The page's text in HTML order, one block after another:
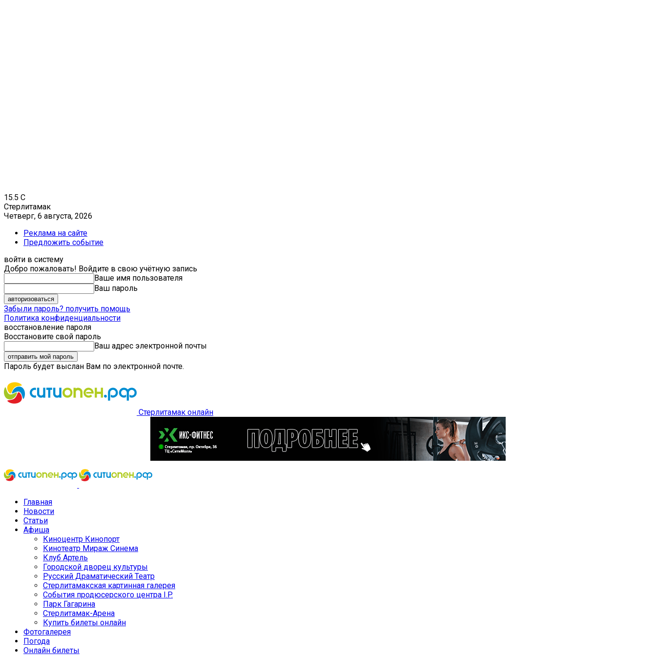
15.5 C
Стерлитамак
Четверг, 6 августа, 2026
Реклама на сайте
Предложить событие
войти в систему
Добро пожаловать! Войдите в свою учётную запись
Ваше имя пользователя
Ваш пароль
Забыли пароль? получить помощь
Политика конфиденциальности
восстановление пароля
Восстановите свой пароль
Ваш адрес электронной почты
Пароль будет выслан Вам по электронной почте.
Стерлитамак онлайн
Главная
Новости
Статьи
Афиша
Киноцентр Кинопорт
Кинотеатр Мираж Синема
Клуб Артель
Городской дворец культуры
Русский Драматический Театр
Стерлитамакская картинная галерея
События продюсерского центра I.P.
Парк Гагарина
Стерлитамак-Арена
Купить билеты онлайн
Фотогалерея
Погода
Онлайн билеты